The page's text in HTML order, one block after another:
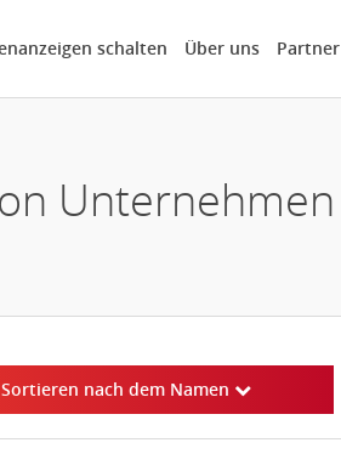
schalten Über uns Partner
Unternehmen
Sortieren nach dem Namen